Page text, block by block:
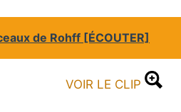
de Rohff [ÉCOUTER]
VOIR LE CLIP